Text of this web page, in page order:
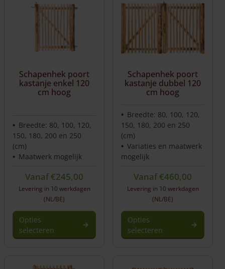
meerdere
worden
op
Schapenhek poort
kastanje enkel 120
cm hoog
Breedte: 80, 100, 120,
150, 180, 200 en 250
(cm)
Maatwerk mogelijk
Vanaf€245,00
Levering in 10 werkdagen
(NL/BE)
Opties
selecteren
Schapenhek poort
kastanje dubbel 120
cm hoog
Breedte: 80, 100, 120,
150, 180, 200 en 250
(cm)
Variaties en maatwerk
mogelijk
Vanaf€460,00
Levering in 10 werkdagen
(NL/BE)
Opties
selecteren